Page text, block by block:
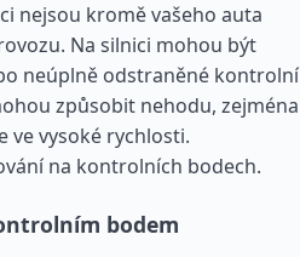
nejsou kromě vašeho auta
Na silnici mohou být
neúplně odstraněné kontrolní
způsobit nehodu, zejména
ve vysoké rychlosti.
na kontrolních bodech.
bodem